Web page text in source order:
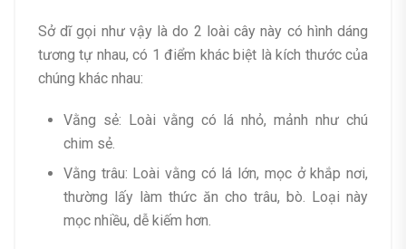
Sở dĩ gọi như vậy là do 2 loài cây này có hình dáng
tương tự nhau, có 1 điểm khác biệt là kích thước của
chúng khác nhau:
Vằng sẻ: Loài vằng có lá nhỏ, mảnh như chú
chim sẻ.
Vằng trâu: Loài vằng có lá lớn, mọc ở khắp nơi,
thường lấy làm thức ăn cho trâu, bò. Loại này
mọc nhiều, dễ kiếm hơn.